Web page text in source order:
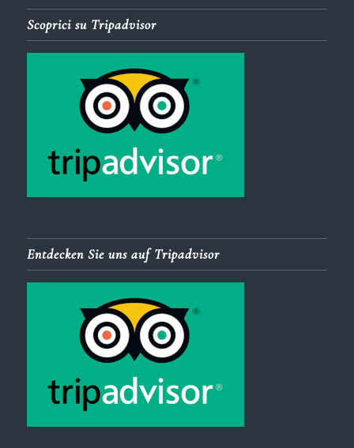
Scoprici su Tripadvisor
Entdecken Sie uns auf Tripadvisor